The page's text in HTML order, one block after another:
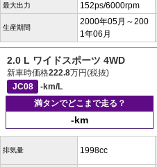
最大出力 152ps/6000rpm
生産期間
2000年05月～200
1年06月
2.0 L ワイドスポーツ 4WD
新車時価格222.8万円(税抜)
JC08
-km/L
満タンでどこまで走る？
-km
排気量 1998cc